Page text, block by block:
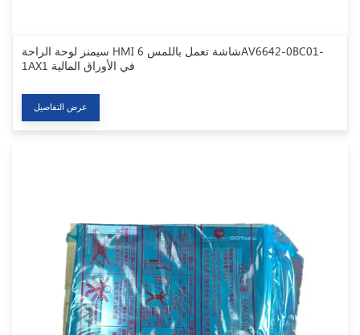
سيمنز لوحة الراحة HMI شاشة تعمل باللمس 6AV6642-0BC01-
1AX1 في الأوراق المالية
عرض التفاصيل